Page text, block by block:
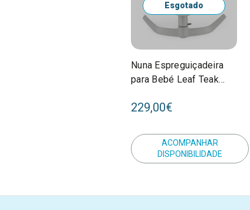
Esgotado
Nuna Espreguiçadeira
para Bebé Leaf Teak
229,00€
ACOMPANHAR
DISPONIBILIDADE